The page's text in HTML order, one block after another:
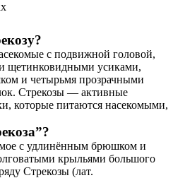
с подвижной головой,
щетинковидными усиками,
и четырьмя прозрачными
Стрекозы — активные
которые питаются насекомыми,
с удлинённым брюшком и
крыльями большого
Стрекозы (лат.